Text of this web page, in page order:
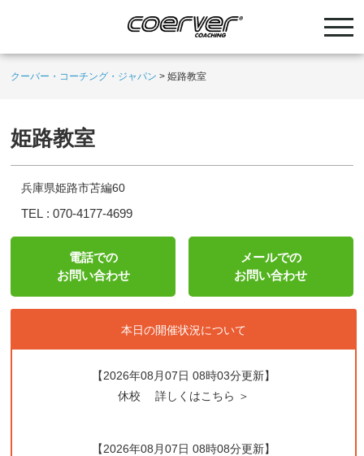
クーバー・コーチング・ジャパン >姫路教室
姫路教室
兵庫県姫路市苫編60
TEL :070-4177-4699
電話での
お問い合わせ
メールでの
お問い合わせ
本日の開催状況について
【2026年08月07日 08時03分更新】
休校
詳しくはこちら ＞
【2026年08月07日 08時08分更新】